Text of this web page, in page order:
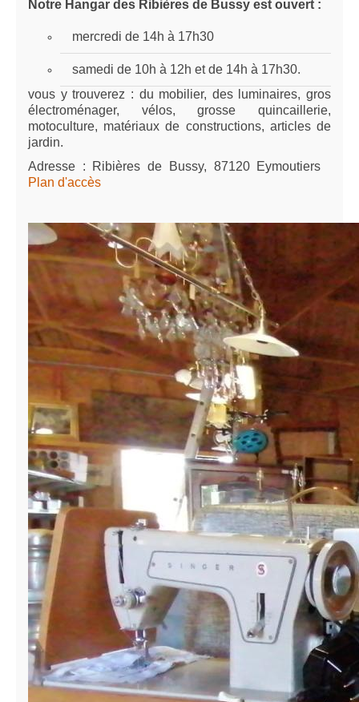
Notre Hangar des Ribières de Bussy est ouvert :
mercredi de 14h à 17h30
samedi de 10h à 12h et de 14h à 17h30.
vous y trouverez : du mobilier, des luminaires, gros
électroménager, vélos, grosse quincaillerie,
motoculture, matériaux de constructions, articles de
jardin.
Adresse : Ribières de Bussy, 87120 Eymoutiers
Plan d'accès